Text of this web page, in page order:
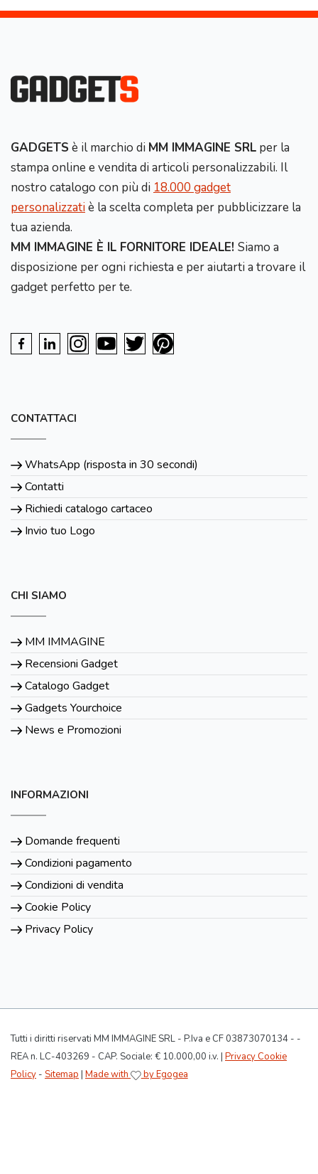
GADGETS è il marchio di MM IMMAGINE SRL per la
stampa online e vendita di articoli personalizzabili. Il
nostro catalogo con più di 18.000 gadget
personalizzatiè la scelta completa per pubblicizzare la
tua azienda.
MM IMMAGINE È IL FORNITORE IDEALE! Siamo a
disposizione per ogni richiesta e per aiutarti a trovare il
gadget perfetto per te.
CONTATTACI
WhatsApp (risposta in 30 secondi)
Contatti
Richiedi catalogo cartaceo
Invio tuo Logo
CHI SIAMO
MM IMMAGINE
Recensioni Gadget
Catalogo Gadget
Gadgets Yourchoice
News e Promozioni
INFORMAZIONI
Domande frequenti
Condizioni pagamento
Condizioni di vendita
Cookie Policy
Privacy Policy
Tutti i diritti riservati MM IMMAGINE SRL - P.Iva e CF 03873070134 - -
REA n. LC-403269 - CAP. Sociale: € 10.000,00 i.v. | Privacy Cookie
Policy - Sitemap Made with by Egogea